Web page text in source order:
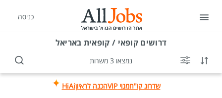
כניסה
דרושים קופאי / קופאית באריאל
נמצאו 3 משרות
שדרוג קו"חמנוי VIP הכנה לראיוןHiAi